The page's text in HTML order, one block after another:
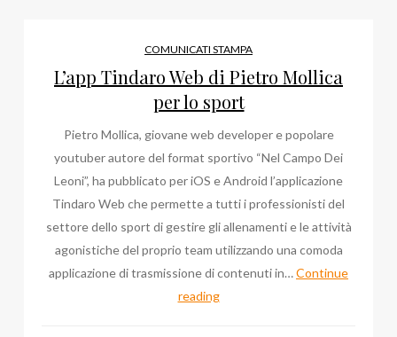
COMUNICATI STAMPA
L’app Tindaro Web di Pietro Mollica
per lo sport
Pietro Mollica, giovane web developer e popolare
youtuber autore del format sportivo “Nel Campo Dei
Leoni”, ha pubblicato per iOS e Android l’applicazione
Tindaro Web che permette a tutti i professionisti del
settore dello sport di gestire gli allenamenti e le attività
agonistiche del proprio team utilizzando una comoda
applicazione di trasmissione di contenuti in…Continue
readingL’app